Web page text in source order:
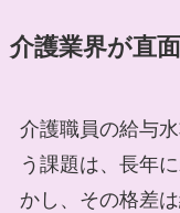
介護業界が直
介護職員の給与
う課題は、長年
かし、その格差